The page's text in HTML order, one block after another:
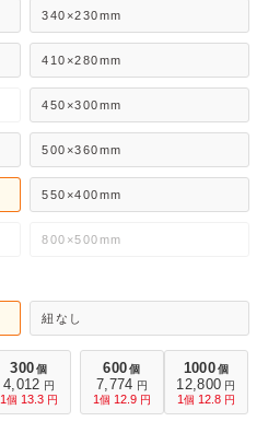
340×230mm
410×280mm
450×300mm
500×360mm
550×400mm
800×500mm
紐なし
300 個
4,012 円
1個 13.3 円
600 個
7,774 円
1個 12.9 円
1000個
12,800 円
1個 12.8 円